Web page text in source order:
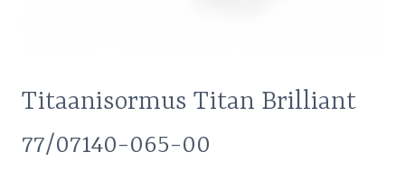
Titaanisormus Titan Brilliant
77/07140-065-00